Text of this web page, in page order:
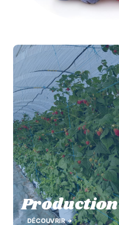
Production
DÉCOUVRIR